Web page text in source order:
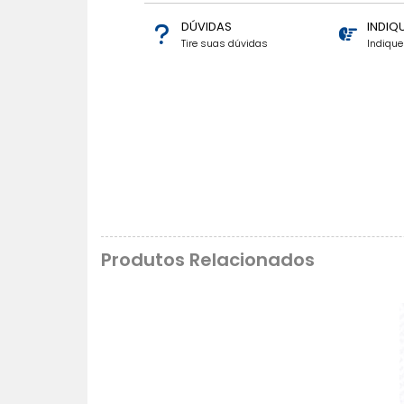
DÚVIDAS
Tire suas dúvidas
Produtos Relacionados